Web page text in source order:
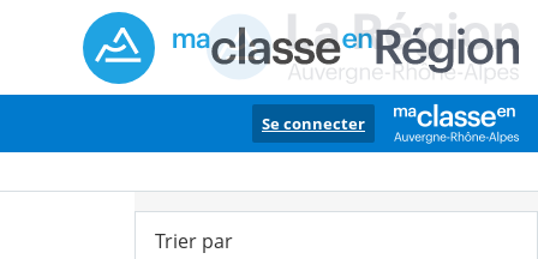
Se connecter
Trier par